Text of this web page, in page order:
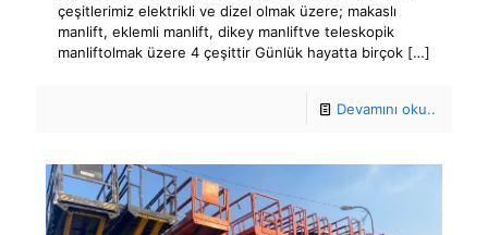
çeşitlerimiz elektrikli ve dizel olmak üzere; makaslı
manlift, eklemli manlift, dikey manliftve teleskopik
manliftolmak üzere 4 çeşittir Günlük hayatta birçok […]
Devamını oku..